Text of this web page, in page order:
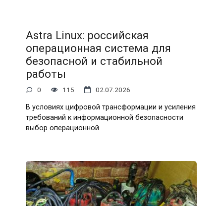
Astra Linux: российская
операционная система для
безопасной и стабильной
работы
0 115 02.07.2026
В условиях цифровой трансформации и усиления
требований к информационной безопасности
выбор операционной